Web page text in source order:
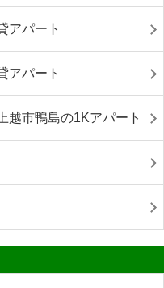
アパート
アパート
越市鴨島の1Kアパート